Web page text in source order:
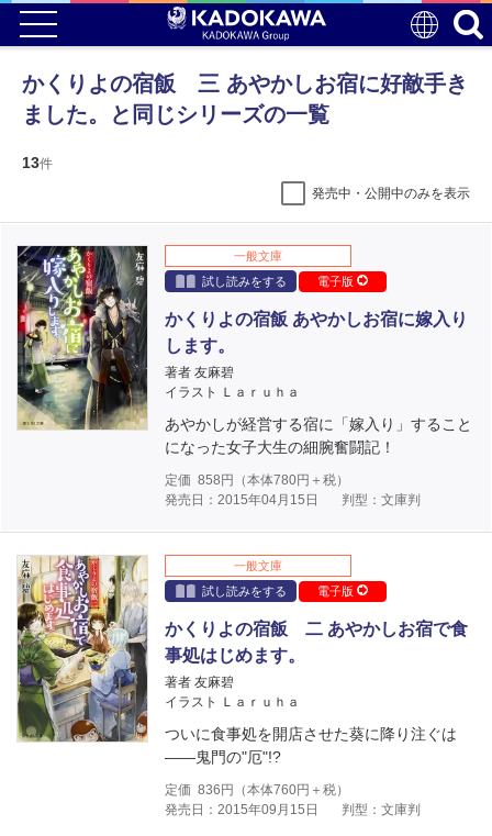
かくりよの宿飯 三 あやかしお宿に好敵手き
ました。と同じシリーズの一覧
13件
発売中・公開中のみを表示
一般文庫
試し読みをする
電子版
かくりよの宿飯 あやかしお宿に嫁入り
します。
著者 友麻碧
イラスト Ｌａｒｕｈａ
あやかしが経営する宿に「嫁入り」すること
になった女子大生の細腕奮闘記！
定価 858 円（本体780円＋税）
発売日：2015年04月15日
判型：文庫判
一般文庫
試し読みをする
電子版
かくりよの宿飯 二 あやかしお宿で食
事処はじめます。
著者 友麻碧
イラスト Ｌａｒｕｈａ
ついに食事処を開店させた葵に降り注ぐは
――鬼門の"厄"!?
定価 836 円（本体760円＋税）
発売日：2015年09月15日
判型：文庫判